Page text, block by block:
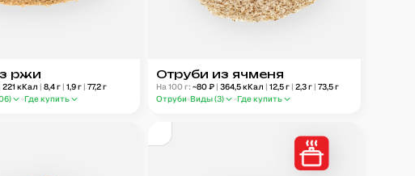
ржи
221 кКал | 8,4г | 1,9г | 77,2г
) Где купить
Отруби из ячменя
На 100 г: ~80₽ | 364,5кКал | 12,5г | 2,3г | 73,5г
Отруби Виды (3) Где купить